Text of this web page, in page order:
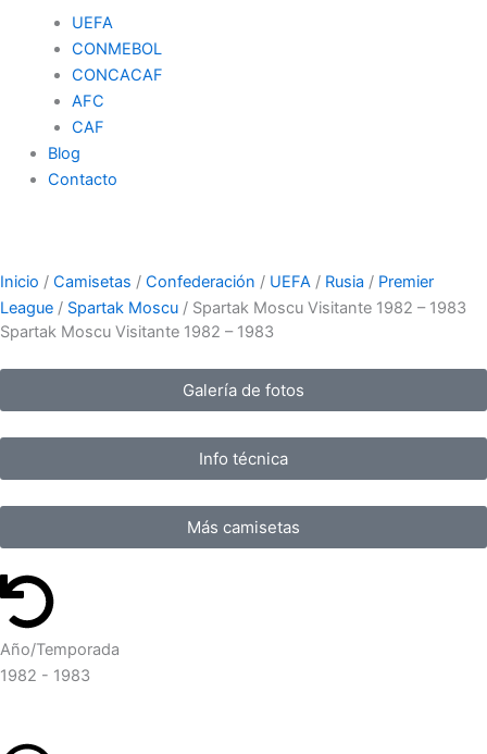
UEFA
CONMEBOL
CONCACAF
AFC
CAF
Blog
Contacto
Inicio / Camisetas / Confederación / UEFA / Rusia / Premier
League / Spartak Moscu / Spartak Moscu Visitante 1982 – 1983
Spartak Moscu Visitante 1982 – 1983
Galería de fotos
Info técnica
Más camisetas
Año/Temporada
1982 - 1983